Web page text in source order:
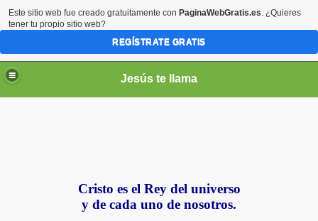
Jesús te llama
Cristo es el Rey del universo
y de cada uno de nosotros.
Este sitio web fue creado gratuitamente con PaginaWebGratis.es. ¿Quieres
tener tu propio sitio web?
REGÍSTRATE GRATIS